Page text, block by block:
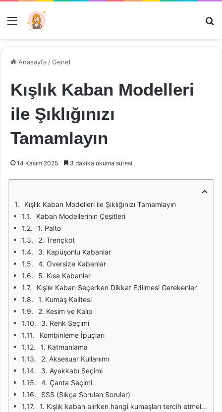
Menü
Anasayfa /Genel
Kışlık Kaban Modelleri
ile Şıklığınızı
Tamamlayın
14 Kasım 2025 3 dakika okuma süresi
Kışlık Kaban Modelleri ile Şıklığınızı Tamamlayın
Kaban Modellerinin Çeşitleri
1. Palto
2. Trençkot
3. Kapüşonlu Kabanlar
4. Oversize Kabanlar
5. Kısa Kabanlar
Kışlık Kaban Seçerken Dikkat Edilmesi Gerekenler
1. Kumaş Kalitesi
2. Kesim ve Kalıp
3. Renk Seçimi
Kombinleme İpuçları
1. Katmanlama
2. Aksesuar Kullanımı
3. Ayakkabı Seçimi
4. Çanta Seçimi
SSS (Sıkça Sorulan Sorular)
1. Kışlık kaban alırken hangi kumaşları tercih etmeliyim?